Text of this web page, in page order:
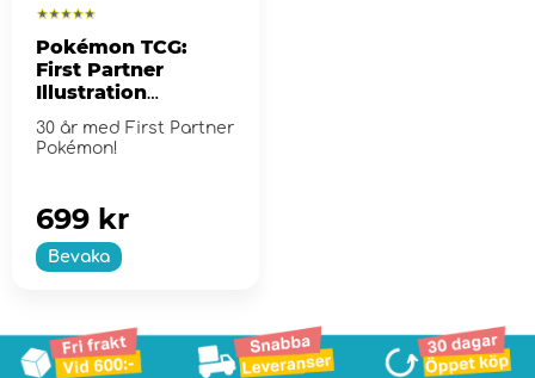
Pokémon TCG:
First Partner
Illustration
Collection - Series
2
30 år med First Partner
Pokémon!
Bevaka
699 kr